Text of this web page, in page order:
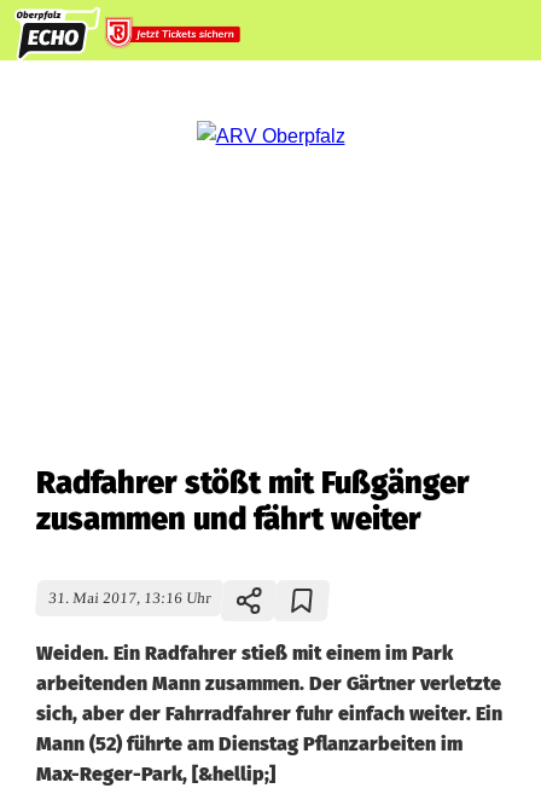
Radfahrer stößt mit Fußgänger
zusammen und fährt weiter
31. Mai 2017, 13:16 Uhr
Weiden. Ein Radfahrer stieß mit einem im Park
arbeitenden Mann zusammen. Der Gärtner verletzte
sich, aber der Fahrradfahrer fuhr einfach weiter. Ein
Mann (52) führte am Dienstag Pflanzarbeiten im
Max-Reger-Park, [&hellip;]